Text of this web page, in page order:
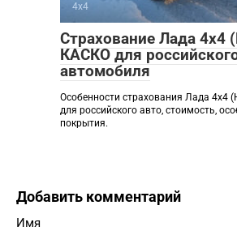
4х4
Страхование Лада 4х4
КАСКО для
автомобиля
Особенности страхования Лада 4х4
для российского авто, стоимость,
покрытия.
Добавить комментарий
Имя